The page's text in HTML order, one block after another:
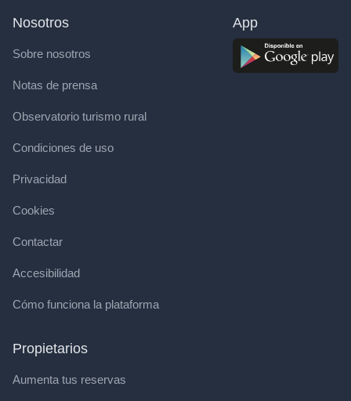
Nosotros
Sobre nosotros
Notas de prensa
Observatorio turismo rural
Condiciones de uso
Privacidad
Cookies
Contactar
Accesibilidad
Cómo funciona la plataforma
Propietarios
Aumenta tus reservas
App